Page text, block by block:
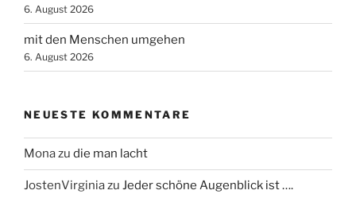
6. August 2026
mit den Menschen umgehen
6. August 2026
NEUESTE KOMMENTARE
Monazu die man lacht
JostenVirginiazu Jeder schöne Augenblick ist ….